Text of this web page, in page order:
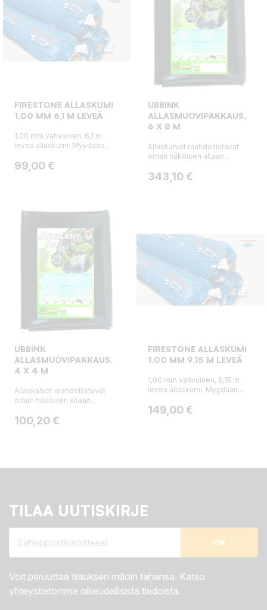
FIRESTONE ALLASKUMI
1,00 MM 6,1 M LEVEÄ
1,00 mm vahvuinen, 6,1 m
leveä allaskumi. Myydään...
Hinta
99,00 €
UBBINK
ALLASMUOVIPAKKAUS,
6 X 8 M
Allaskalvot mahdollistavat
oman näköisen altaan...
Hinta
343,10 €
UBBINK
ALLASMUOVIPAKKAUS,
4 X 4 M
Allaskalvot mahdollistavat
oman näköisen altaan...
Hinta
100,20 €
FIRESTONE ALLASKUMI
1,00 MM 9,15 M LEVEÄ
1,00 mm vahvuinen, 9,15 m
leveä allaskumi. Myydään...
Hinta
149,00 €
TILAA UUTISKIRJE
Voit peruuttaa tilauksen milloin tahansa. Katso
yhteystietomme oikeudellisista tiedoista.